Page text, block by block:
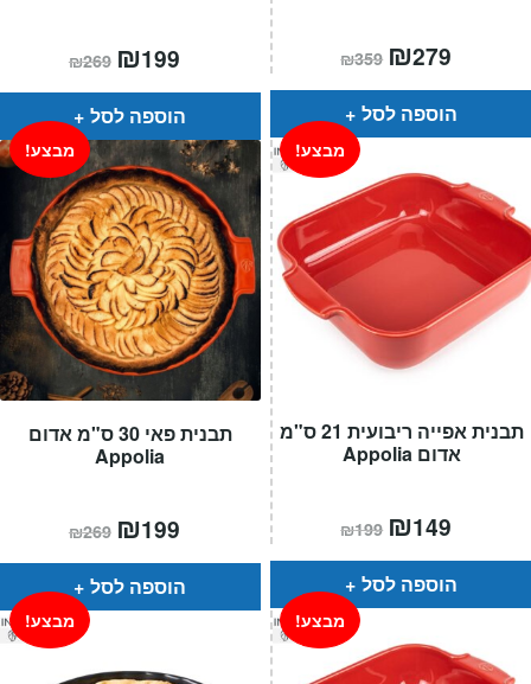
₪269 המחיר
המקורי
היה:
₪269.
₪199
הוא:
הוספה לסל
₪359 המחיר
המקורי
היה:
₪359.
₪279
הוא:
הוספה לסל
תבנית פאי 30 ס"מ אדום
Appolia
מבצע!
₪269 המחיר
המקורי
היה:
₪269.
₪199
הוא:
הוספה לסל
תבנית אפייה ריבועית 21 ס"מ
אדום Appolia
מבצע!
₪199 המחיר
המקורי
היה:
₪199.
₪149
הוא:
הוספה לסל
מבצע! מבצע!